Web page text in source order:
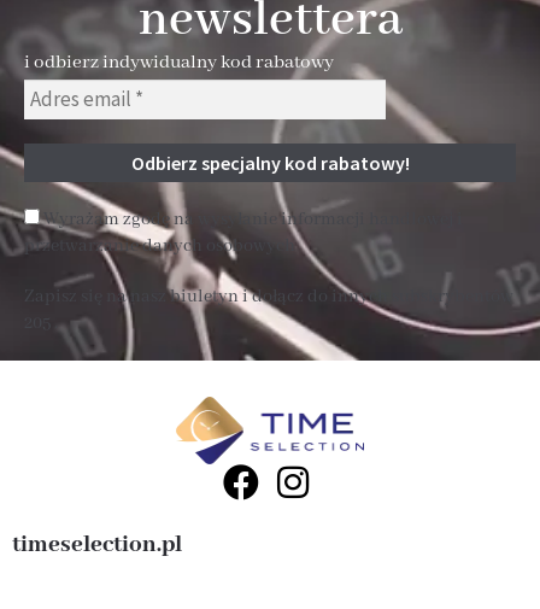
newslettera
i odbierz indywidualny kod rabatowy
Wyrażam zgodę na wysyłanie informacji handlowej i
przetwarzanie danych osobowych
Zapisz się na nasz biuletyn i dołącz do innych subskrybentów
timeselection.pl